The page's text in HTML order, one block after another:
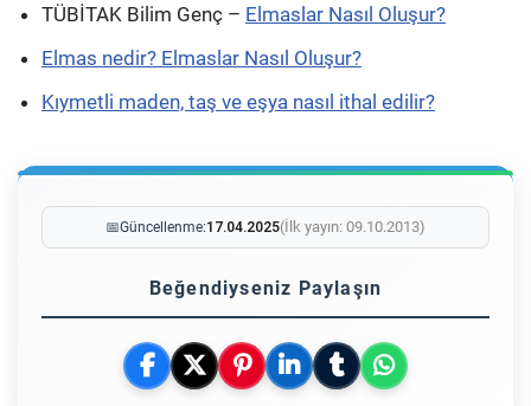
TÜBİTAK Bilim Genç – Elmaslar Nasıl Oluşur?
Elmas nedir? Elmaslar Nasıl Oluşur?
Kıymetli maden, taş ve eşya nasıl ithal edilir?
📅Güncellenme:17.04.2025(İlk yayın: 09.10.2013)
Beğendiyseniz Paylaşın